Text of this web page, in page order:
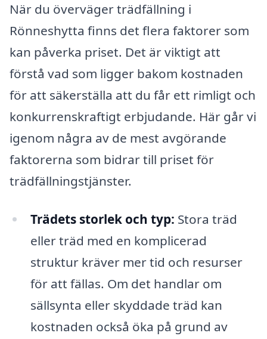
När du överväger trädfällning i
Rönneshytta finns det flera faktorer som
kan påverka priset. Det är viktigt att
förstå vad som ligger bakom kostnaden
för att säkerställa att du får ett rimligt och
konkurrenskraftigt erbjudande. Här går vi
igenom några av de mest avgörande
faktorerna som bidrar till priset för
trädfällningstjänster.
Trädets storlek och typ: Stora träd
eller träd med en komplicerad
struktur kräver mer tid och resurser
för att fällas. Om det handlar om
sällsynta eller skyddade träd kan
kostnaden också öka på grund av